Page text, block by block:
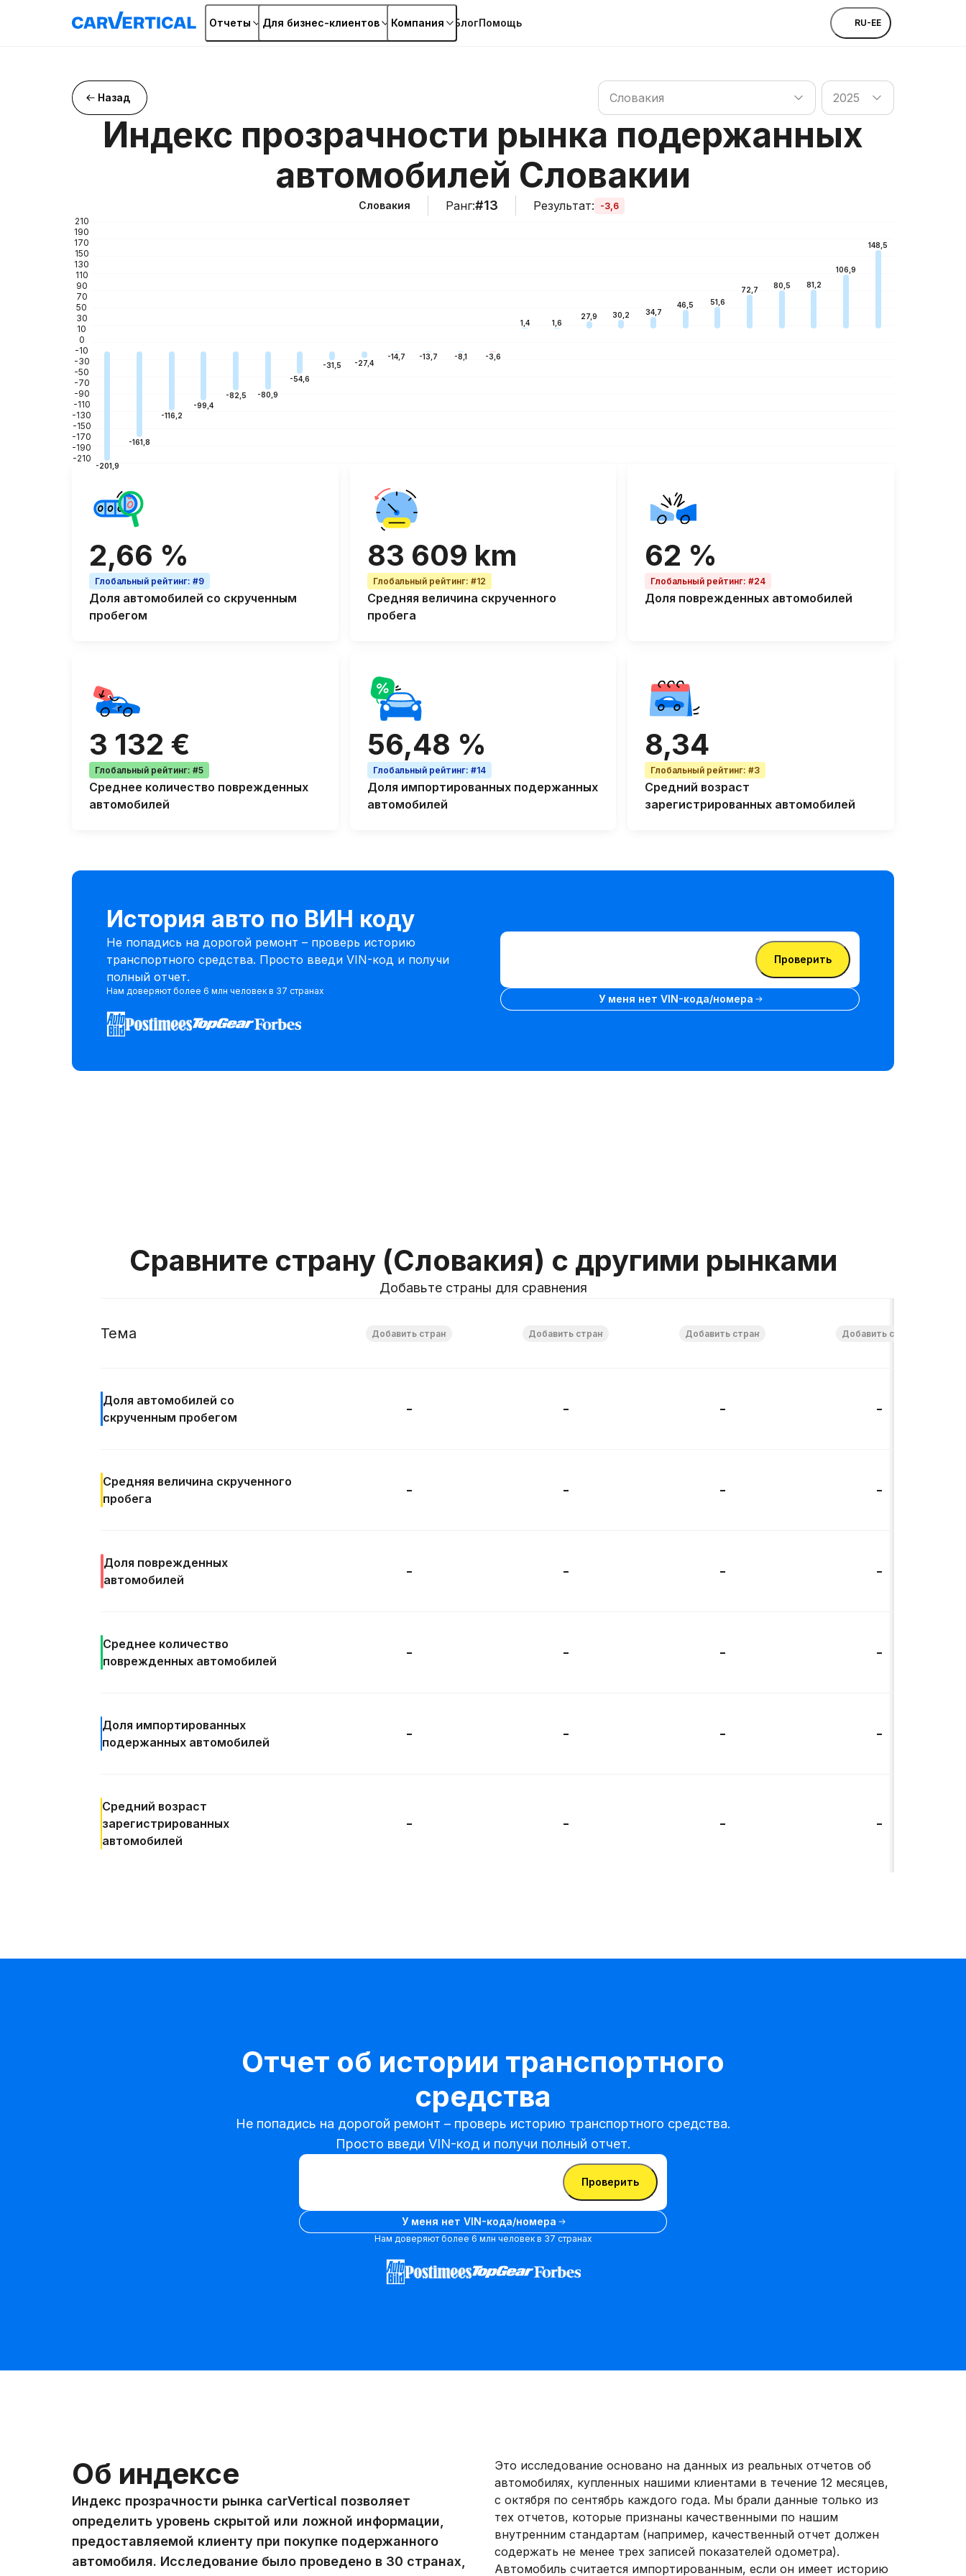
Отчеты Для бизнес-клиентов Компания БлогПомощь RU-EE
Назад
Поиск по странам
Словакия
Поиск по странам
2025
Индекс прозрачности рынка подержанных
автомобилей Словакии
Словакия Ранг:#13 Результат:
-3,6
210
190
170
150
130
110
90
70
50
30
10
0
-10
-30
-50
-70
-90
-110
-130
-150
-170
-190
-210
-201,9
-161,8
-116,2
-99,4
-82,5 -80,9
-54,6
-31,5 -27,4
-14,7 -13,7 -8,1 -3,6
1,4 1,6
27,9 30,2 34,7
46,5 51,6
72,7
80,5 81,2
106,9
148,5
2,66 %
Глобальный рейтинг: #9
Доля автомобилей со скрученным
пробегом
83 609 km
Глобальный рейтинг: #12
Средняя величина скрученного
пробега
62 %
Глобальный рейтинг:#24
Доля поврежденных автомобилей
3 132 €
Глобальный рейтинг: #5
Среднее количество поврежденных
автомобилей
56,48 %
Глобальный рейтинг: #14
Доля импортированных подержанных
автомобилей
8,34
Глобальный рейтинг:#3
Средний возраст
зарегистрированных автомобилей
История авто по ВИН коду
Не попадись на дорогой ремонт – проверь историю
транспортного средства. Просто введи VIN-код и получи
полный отчет.
Нам доверяют более 6 млн человек в 37 странах
Ввести VIN-код
кодВвести VIN-код
Проверить
У меня нет VIN-кода/номера
Сравните страну (Словакия) с другими рынками
Добавьте страны для сравнения
Тема
Доля автомобилей со
скрученным пробегом
- - - -
Средняя величина скрученного
пробега
- - - -
Доля поврежденных
автомобилей
- - - -
Среднее количество
поврежденных автомобилей
- - - -
Доля импортированных
подержанных автомобилей
- - - -
Средний возраст
зарегистрированных
автомобилей
- - - -
Отчет об истории транспортного
средства
Не попадись на дорогой ремонт – проверь историю транспортного средства.
Просто введи VIN-код и получи полный отчет.
Ввести VIN-код
кодВвести VIN-код
Проверить
У меня нет VIN-кода/номера
Нам доверяют более 6 млн человек в 37 странах
Об индексе
Индекс прозрачности рынка carVertical позволяет
определить уровень скрытой или ложной информации,
предоставляемой клиенту при покупке подержанного
автомобиля. Исследование было проведено в 30 странах,
Это исследование основано на данных из реальных отчетов об
автомобилях, купленных нашими клиентами в течение 12 месяцев,
с октября по сентябрь каждого года. Мы брали данные только из
тех отчетов, которые признаны качественными по нашим
внутренним стандартам (например, качественный отчет должен
содержать не менее трех записей показателей одометра).
Автомобиль считается импортированным, если он имеет историю